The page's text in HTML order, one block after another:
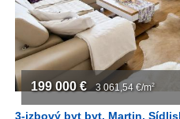
3-izbový byt byt, Martin,
199 000 € 3 061,54 €/m2